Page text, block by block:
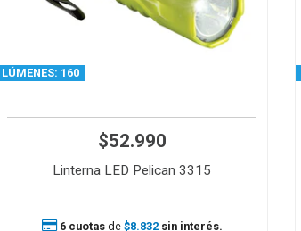
LÚMENES: 160
$52.990
Linterna LED Pelican 3315
6 cuotasde $8.832 sin interés.